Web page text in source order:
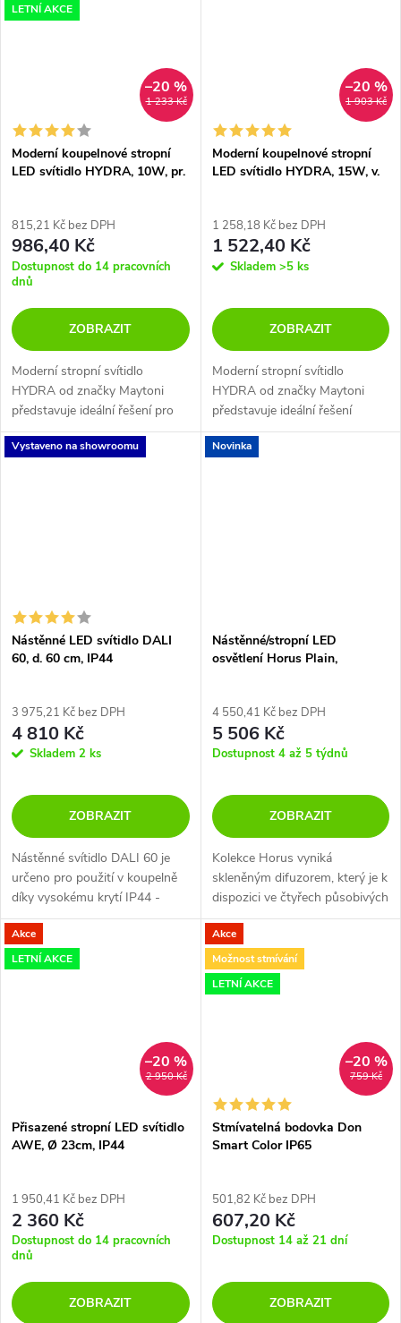
LETNÍ AKCE
1 233 Kč
–20 %
Moderní koupelnové stropní
LED svítidlo HYDRA, 10W, pr.
815,21 Kč bez DPH
986,40 Kč
Dostupnost do 14 pracovních
dnů
ZOBRAZIT
Moderní stropní svítidlo
HYDRA od značky Maytoni
představuje ideální řešení pro
osvětlení koupelen díky
vysokému stupni krytí IP44.
1 903 Kč
–20 %
Moderní koupelnové stropní
LED svítidlo HYDRA, 15W, v.
1 258,18 Kč bez DPH
1 522,40 Kč
Skladem >5 ks
ZOBRAZIT
Moderní stropní svítidlo
HYDRA od značky Maytoni
představuje ideální řešení
osvětlení do koupelny díky
vysokému stupni krytí IP44.
Vystaveno na showroomu
Nástěnné LED svítidlo DALI
60, d. 60 cm, IP44
3 975,21 Kč bez DPH
4 810 Kč
Skladem 2 ks
ZOBRAZIT
Nástěnné svítidlo DALI 60 je
určeno pro použití v koupelně
díky vysokému krytí IP44 -
ochrana proti stříkající vodě. Na
výběr ve 2 barvách - bílá a
černá, každá ve variantě...
Novinka
Nástěnné/stropní LED
osvětlení Horus Plain,
4 550,41 Kč bez DPH
5 506 Kč
Dostupnost 4 až 5 týdnů
ZOBRAZIT
Kolekce Horus vyniká
skleněným difuzorem, který je k
dispozici ve čtyřech působivých
strukturách – hladké,
soustředné, konvexní a
texturované.
Akce
LETNÍ AKCE
2 950 Kč
–20 %
Přisazené stropní LED svítidlo
AWE, Ø 23cm, IP44
1 950,41 Kč bez DPH
2 360 Kč
Dostupnost do 14 pracovních
dnů
ZOBRAZIT
Akce
Možnost stmívání
LETNÍ AKCE
759 Kč
–20 %
Stmívatelná bodovka Don
Smart Color IP65
501,82 Kč bez DPH
607,20 Kč
Dostupnost 14 až 21 dní
ZOBRAZIT